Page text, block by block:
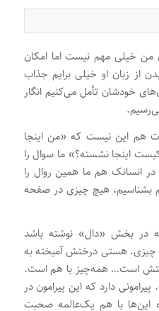
من خیلی مهم نیست اما امکان
از زبان او خیلی برایم جذاب
خودشان تأمل می‌کنیم انگار
هم این نیست که «من اینجا
اینجا نشسته؟» ما سوال را
انسانک هم ما همین روال را
بشناسیم، هیچ چیزی در صفحه
در بخش «دال» نوشته باشد
هستی درختش آمیخته به
است… همه‌چیز با هم است.
دارد که این پیرامون در
این‌ها با هم یک‌عالمه صحبت